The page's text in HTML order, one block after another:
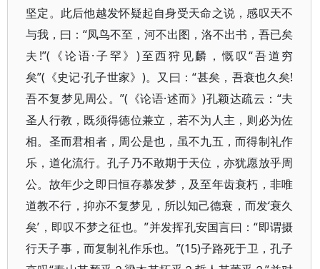
坚定。此后他越发怀疑起自身受天命之说，感叹天不
与我，曰：“凤鸟不至，河不出图，洛不出书，吾已矣
夫!”(《论语·子罕》)至西狩见麟，慨叹“吾道穷
矣”(《史记·孔子世家》)。又曰：“甚矣，吾衰也久矣!
吾不复梦见周公。”(《论语·述而》)孔颖达疏云：“夫
圣人行教，既须得德位兼立，若不为人主，则必为佐
相。圣而君相者，周公是也，虽不九五，而得制礼作
乐，道化流行。孔子乃不敢期于天位，亦犹愿放乎周
公。故年少之即日恒存慕发梦，及至年齿衰朽，非唯
道教不行，抑亦不复梦见，所以知己德衰，而发‘衰久
矣’，即叹不梦之征也。”并发挥孔安国言曰：“即谓摄
行天子事，而复制礼作乐也。”(15)子路死于卫，孔子